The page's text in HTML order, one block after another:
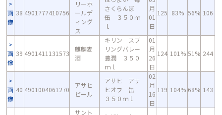
画
像
38 4901777410756
リーホ
ールデ
ィング
ス
さくらんぼ
缶 ３５０ｍ
ｌ
月
01
日
125 83% 56% 106
画
像
39 4901411131573
麒麟麦
酒
キリン スプ
リングバレー
豊潤 ３５０
ｍｌ
01
月
26
日
124 101% 51% 244
画
像
40 4901004061270
アサヒ
ビール
アサヒ アサ
ヒオフ 缶
３５０ｍｌ
02
月
16
日
119 104% 68% 143
サント